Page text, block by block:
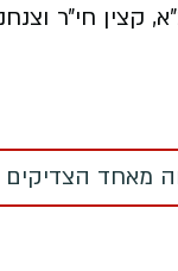
קצין חי״ר
מאחד